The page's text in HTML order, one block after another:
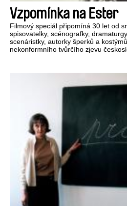
Vzpomínka na Ester
Filmový speciál připomíná 30 let od
spisovatelky, scénografky,
scenáristky, autorky šperků a
nekonformního tvůrčího zjevu